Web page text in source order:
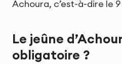
Achoura, c’est-à-dire le
Le jeûne
obligatoire ?